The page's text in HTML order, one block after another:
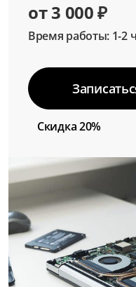
от 3 000 ₽
Время работы: 1-2
Скидка 20%